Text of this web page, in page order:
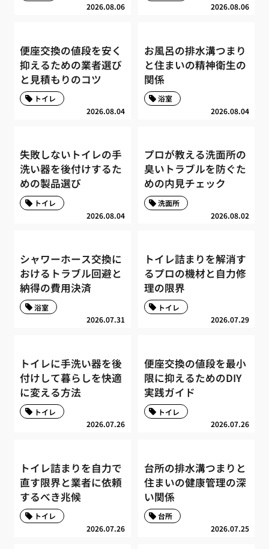
2026.08.06 2026.08.06
便座交換の値段を安く
抑えるための業者選び
と見積もりのコツ
2026.08.04
トイレ
お風呂の排水溝つまり
と住まいの精神衛生の
関係
2026.08.04
浴室
失敗しないトイレの手
洗い器を後付けするた
めの製品選び
2026.08.04
トイレ
プロが教える洗面所の
臭いトラブルを防ぐた
めの内見チェック
2026.08.02
洗面所
シャワーホース交換に
おけるトラブル回避と
納得の費用決済
2026.07.31
浴室
トイレ詰まりを解消す
るプロの機材と自力修
理の限界
2026.07.29
トイレ
トイレに手洗い器を後
付けして暮らしを快適
に変える方法
2026.07.26
トイレ
便座交換の値段を最小
限に抑えるためのDIY
実践ガイド
2026.07.26
トイレ
トイレ詰まりを自力で
直す限界と業者に依頼
するべき兆候
2026.07.26
トイレ
台所の排水溝つまりと
住まいの健康管理の深
い関係
2026.07.25
台所